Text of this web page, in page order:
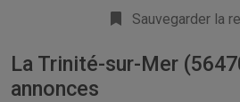
Sauvegarder la
La Trinité-sur-Mer
annonces